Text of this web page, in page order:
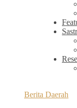
Berita Daerah